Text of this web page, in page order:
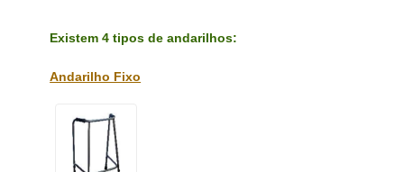
Existem 4 tipos de andarilhos:
Andarilho Fixo